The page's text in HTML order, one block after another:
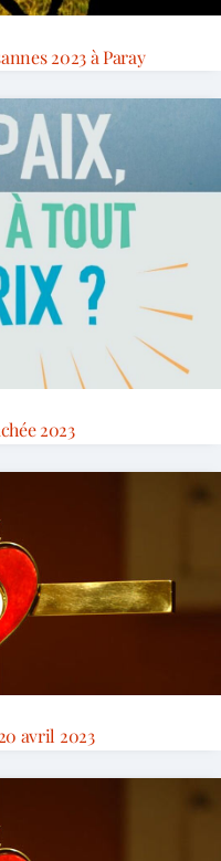
2023 à Paray
2023
avril 2023